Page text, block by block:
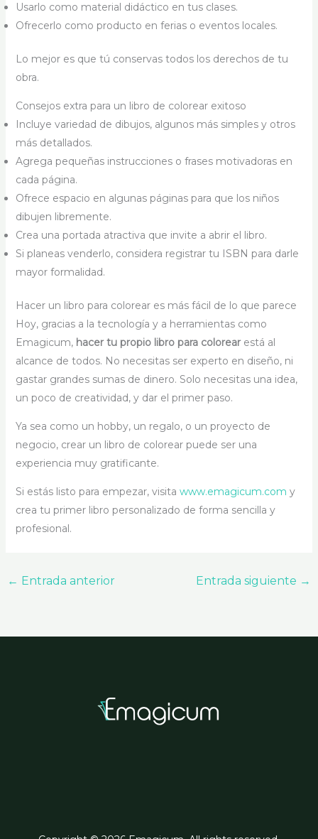
Usarlo como material didáctico en tus clases.
Ofrecerlo como producto en ferias o eventos locales.
Lo mejor es que tú conservas todos los derechos de tu
obra.
Consejos extra para un libro de colorear exitoso
Incluye variedad de dibujos, algunos más simples y otros
más detallados.
Agrega pequeñas instrucciones o frases motivadoras en
cada página.
Ofrece espacio en algunas páginas para que los niños
dibujen libremente.
Crea una portada atractiva que invite a abrir el libro.
Si planeas venderlo, considera registrar tu ISBN para darle
mayor formalidad.
Hacer un libro para colorear es más fácil de lo que parece
Hoy, gracias a la tecnología y a herramientas como
Emagicum, hacer tu propio libro para colorearestá al
alcance de todos. No necesitas ser experto en diseño, ni
gastar grandes sumas de dinero. Solo necesitas una idea,
un poco de creatividad, y dar el primer paso.
Ya sea como un hobby, un regalo, o un proyecto de
negocio, crear un libro de colorear puede ser una
experiencia muy gratificante.
Si estás listo para empezar, visita www.emagicum.com y
crea tu primer libro personalizado de forma sencilla y
profesional.
← Entrada anterior Entrada siguiente →